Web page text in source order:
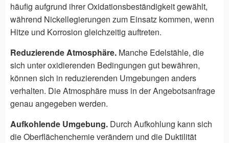
häufig aufgrund ihrer Oxidationsbeständigkeit gewählt,
während Nickellegierungen zum Einsatz kommen, wenn
Hitze und Korrosion gleichzeitig auftreten.
Reduzierende Atmosphäre. Manche Edelstähle, die
sich unter oxidierenden Bedingungen gut bewähren,
können sich in reduzierenden Umgebungen anders
verhalten. Die Atmosphäre muss in der Angebotsanfrage
genau angegeben werden.
Aufkohlende Umgebung. Durch Aufkohlung kann sich
die Oberflächenchemie verändern und die Duktilität